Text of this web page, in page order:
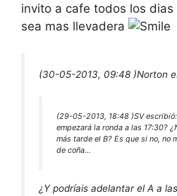
invito a cafe todos los
sea mas llevadera
(30-05-2013, 09:48 )Norton
(29-05-2013, 18:48 )SV escribió:
empezará la ronda a las 17:30?
más tarde el B? Es que si no, no
de coña…
¿Y podríais adelantar el A a